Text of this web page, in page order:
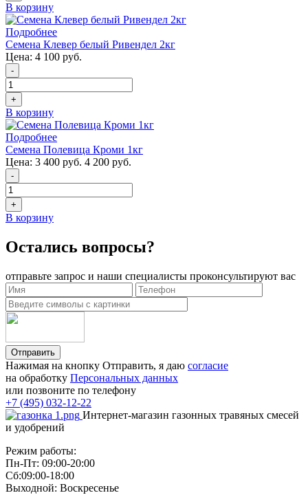
В корзину
Подробнее
Семена Клевер белый Ривендел 2кг
Цена: 4 100 руб.
-
+
В корзину
Подробнее
Семена Полевица Кроми 1кг
Цена: 3 400 руб. 4 200 руб.
-
+
В корзину
Остались вопросы?
отправьте запрос и наши специалисты проконсультируют вас
Отправить
Нажимая на кнопку Отправить, я даю согласие
на обработку Персональных данных
или позвоните по телефону
+7 (495) 032-12-22
Интернет-магазин газонных травяных смесей
и удобрений
Режим работы:
Пн-Пт: 09:00-20:00
Сб:09:00-18:00
Выходной: Воскресенье